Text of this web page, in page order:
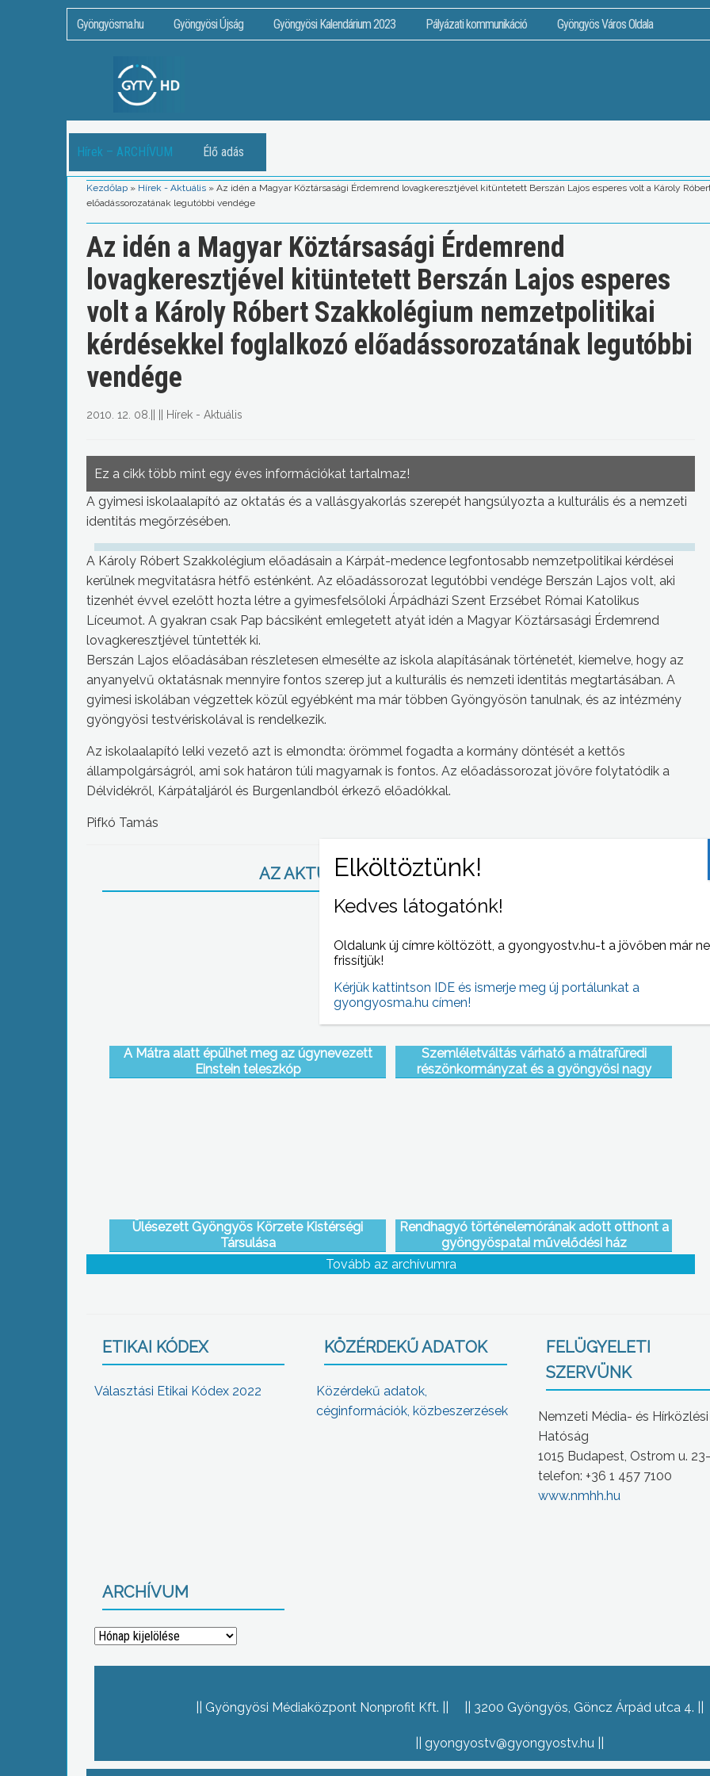
Gyöngyösma.hu Gyöngyösi Újság Gyöngyösi Kalendárium 2023 Pályázati kommunikáció Gyöngyös Város Oldala
Hírek – ARCHÍVUM Élő adás
Kezdőlap » Hírek - Aktuális » Az idén a Magyar Köztársasági Érdemrend lovagkeresztjével kitüntetett Berszán Lajos esperes volt a Károly
előadássorozatának legutóbbi vendége
Az idén a Magyar Köztársasági Érdemrend
lovagkeresztjével kitüntetett Berszán Lajos esperes
volt a Károly Róbert Szakkolégium nemzetpolitikai
kérdésekkel foglalkozó előadássorozatának legutóbbi
vendége
2010. 12. 08. Hírek - Aktuális
Ez a cikk több mint egy éves információkat tartalmaz!
A gyimesi iskolaalapító az oktatás és a vallásgyakorlás szerepét hangsúlyozta a kulturális és a nemzeti
identitás megőrzésében.
A Károly Róbert Szakkolégium előadásain a Kárpát-medence legfontosabb nemzetpolitikai kérdései
kerülnek megvitatásra hétfő esténként. Az előadássorozat legutóbbi vendége Berszán Lajos volt, aki
tizenhét évvel ezelőtt hozta létre a gyimesfelsőloki Árpádházi Szent Erzsébet Római Katolikus
Líceumot. A gyakran csak Pap bácsiként emlegetett atyát idén a Magyar Köztársasági Érdemrend
lovagkeresztjével tüntették ki.
Berszán Lajos előadásában részletesen elmesélte az iskola alapításának történetét, kiemelve, hogy az
anyanyelvű oktatásnak mennyire fontos szerep jut a kulturális és nemzeti identitás megtartásában. A
gyimesi iskolában végzettek közül egyébként ma már többen Gyöngyösön tanulnak, és az intézmény
gyöngyösi testvériskolával is rendelkezik.
Az iskolaalapító lelki vezető azt is elmondta: örömmel fogadta a kormány döntését a kettős
állampolgárságról, ami sok határon túli magyarnak is fontos. Az előadássorozat jövőre folytatódik a
Délvidékről, Kárpátaljáról és Burgenlandból érkező előadókkal.
Pifkó Tamás
AZ AKTUÁLIS NAPI HÍREI
A Mátra alatt épülhet meg az úgynevezett
Einstein teleszkóp
Szemléletváltás várható a mátrafüredi
részönkormányzat és a gyöngyösi nagy
Ülésezett Gyöngyös Körzete Kistérségi
Társulása
Rendhagyó történelemórának adott otthont a
gyöngyöspatai művelődési ház
Tovább az archívumra
ETIKAI KÓDEX
Választási Etikai Kódex 2022
KÖZÉRDEKŰ ADATOK
Közérdekű adatok,
céginformációk, közbeszerzések
FELÜGYELETI
SZERVÜNK
Nemzeti Média- és Hírközlési
Hatóság
1015 Budapest, Ostrom u.
telefon: +36 1 457 7100
www.nmhh.hu
ARCHÍVUM
Archívum
Gyöngyösi Médiaközpont Nonprofit Kft. 3200 Gyöngyös, Göncz Árpád utca 4.
gyongyostv@gyongyostv.hu
Kedves látogatónk!
Oldalunk új címre költözött, a gyongyostv.hu-t a jövőben már
frissítjük!
Kérjük kattintson IDE és ismerje meg új portálunkat a
gyongyosma.hu címen!